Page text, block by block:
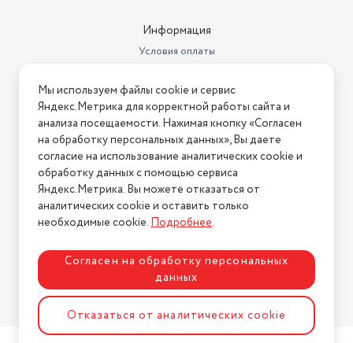
Информация
Условия оплаты
Условия возврата
Нашли ошибку на сайте? Напишите нам
2026 © Интернет-магазин "АстМаркет". У нас есть всё!
Политика конфиденциальности
Разработка сайтаASTDESIGN
Мы используем файлы cookie и сервис
Яндекс.Метрика для корректной работы сайта и
анализа посещаемости. Нажимая кнопку «Согласен
на обработку персональных данных», Вы даете
согласие на использование аналитических cookie и
обработку данных с помощью сервиса
Яндекс.Метрика. Вы можете отказаться от
аналитических cookie и оставить только
необходимые cookie.Подробнее.
Согласен на обработку персональных
данных
Отказаться от аналитических cookie